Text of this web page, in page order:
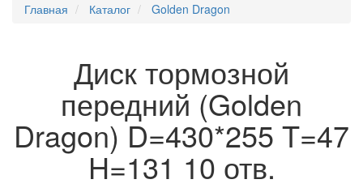
Главная
Каталог Golden Dragon
Диск тормозной
передний (Golden
Dragon) D=430*255 T=47
H=131 10 отв.